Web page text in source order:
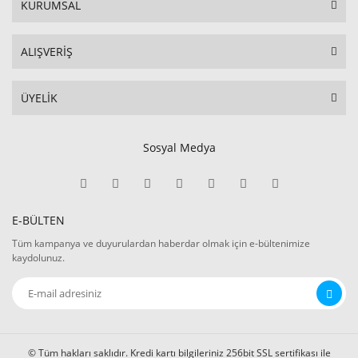
KURUMSAL
ALIŞVERİŞ
ÜYELİK
Sosyal Medya
E-BÜLTEN
Tüm kampanya ve duyurulardan haberdar olmak için e-bültenimize
kaydolunuz.
© Tüm hakları saklıdır. Kredi kartı bilgileriniz 256bit SSL sertifikası ile